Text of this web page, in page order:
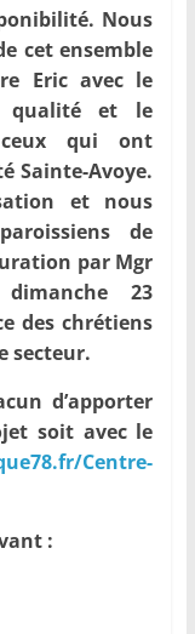
Nous
cet ensemble
Eric avec le
qualité et le
ceux qui ont
Sainte-Avoye.
et nous
de
par Mgr
23
des chrétiens
secteur.
d’apporter
soit avec le
Centre-
: